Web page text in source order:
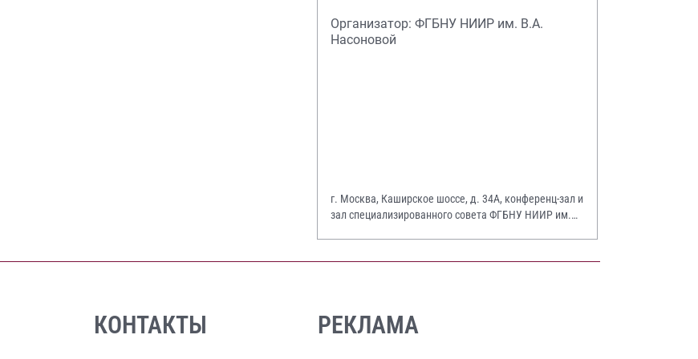
Организатор: ФГБНУ НИИР им. В.А.
Насоновой
г. Москва, Каширское шоссе, д. 34А, конференц-зал и
зал специализированного совета ФГБНУ НИИР им.
КОНТАКТЫ РЕКЛАМА